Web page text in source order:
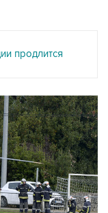
продлится